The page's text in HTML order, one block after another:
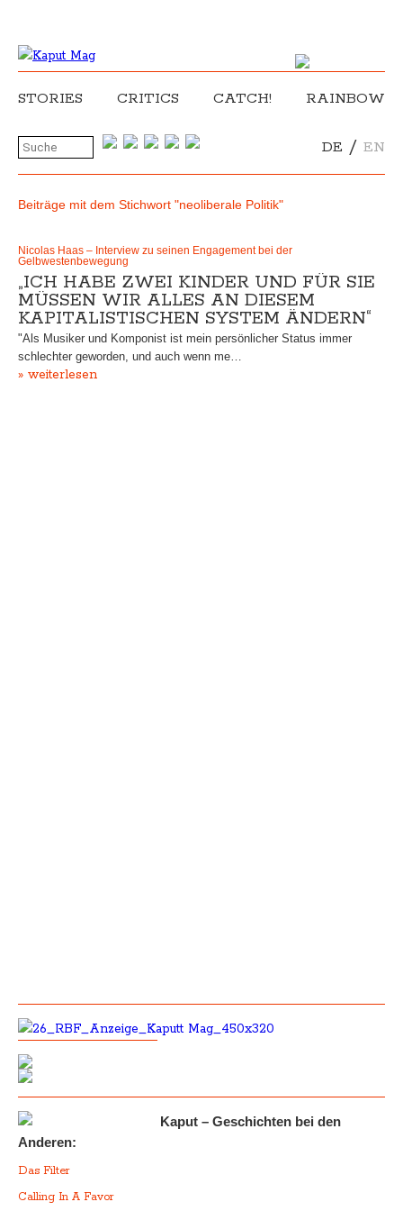
STORIES CRITICS CATCH! RAINBOW
DE / EN
Beiträge mit dem Stichwort "neoliberale Politik"
Nicolas Haas – Interview zu seinen Engagement bei der
Gelbwestenbewegung
„ICH HABE ZWEI KINDER UND FÜR SIE
MÜSSEN WIR ALLES AN DIESEM
KAPITALISTISCHEN SYSTEM ÄNDERN“
"Als Musiker und Komponist ist mein persönlicher Status immer
schlechter geworden, und auch wenn me…
» weiterlesen
Kaput – Geschichten bei den
Anderen:
Das Filter
Calling In A Favor